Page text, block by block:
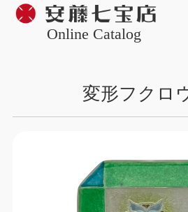
Online Catalog
変形フクロ